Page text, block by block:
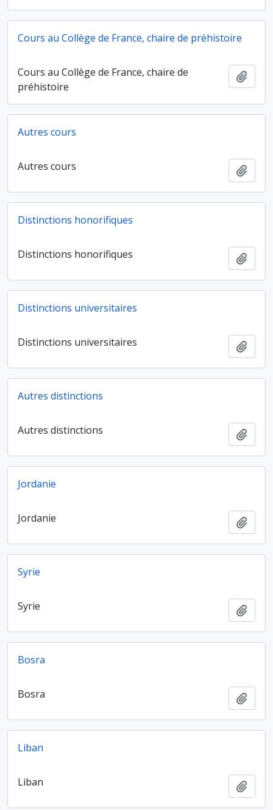
Cours au Collège de France, chaire de préhistoire
Cours au Collège de France, chaire de
préhistoire
Autres cours
Autres cours
Distinctions honorifiques
Distinctions honorifiques
Distinctions universitaires
Distinctions universitaires
Autres distinctions
Autres distinctions
Jordanie
Jordanie
Syrie
Syrie
Bosra
Bosra
Liban
Liban